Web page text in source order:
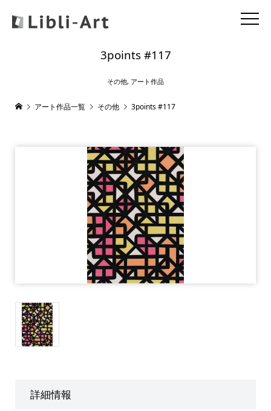
3points #117
その他, アート作品
アート作品一覧 その他 3points #117
詳細情報